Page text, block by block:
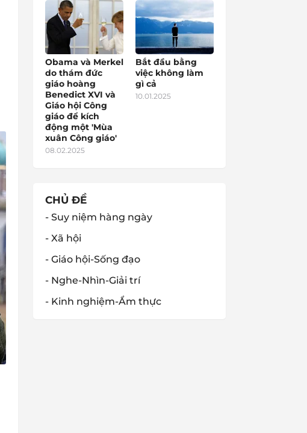
Obama và Merkel
do thám đức
giáo hoàng
Benedict XVI và
Giáo hội Công
giáo để kích
động một 'Mùa
xuân Công giáo'
08.02.2025
Bắt đầu bằng
việc không làm
gì cả
10.01.2025
CHỦ ĐỀ
- Suy niệm hàng ngày
- Xã hội
- Giáo hội-Sống đạo
- Nghe-Nhìn-Giải trí
- Kinh nghiệm-Ẩm thực